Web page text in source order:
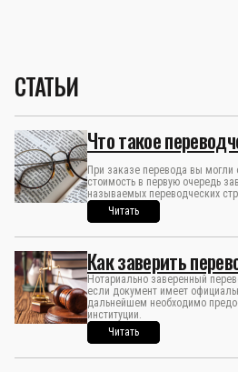
СТАТЬИ
Что такое
При заказе перевода вы могли
стоимость в первую очередь
называемых переводческих
Читать
Как заверить
Нотариально заверенный
если документ имеет
дальнейшем необходимо
институции.
Читать